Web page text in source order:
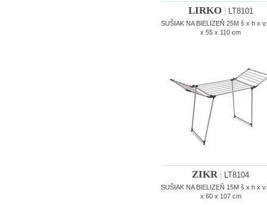
LIRKO| LT8101
SUŠIAK NA BIELIZEŇ 25M š x h x
x 55 x 110 cm
ZIKR| LT8104
SUŠIAK NA BIELIZEŇ 15M š x h x
x 60 x 107 cm